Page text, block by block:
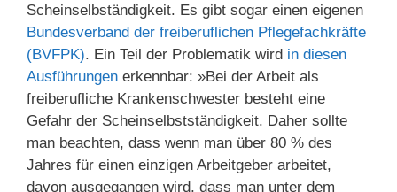
Scheinselbständigkeit. Es gibt sogar einen eigenen
Bundesverband der freiberuflichen Pflegefachkräfte
(BVFPK). Ein Teil der Problematik wird in diesen
Ausführungen erkennbar: »Bei der Arbeit als
freiberufliche Krankenschwester besteht eine
Gefahr der Scheinselbstständigkeit. Daher sollte
man beachten, dass wenn man über 80 % des
Jahres für einen einzigen Arbeitgeber arbeitet,
davon ausgegangen wird, dass man unter dem